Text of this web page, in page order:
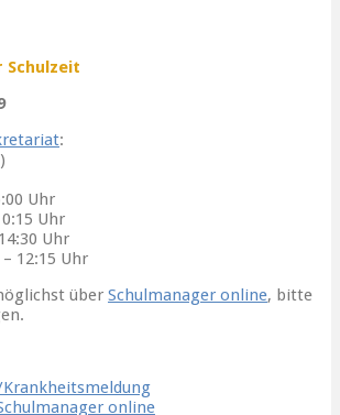
Schulzeit
:
Uhr
Uhr
Uhr
– 12:15 Uhr
über Schulmanager online, bitte
online